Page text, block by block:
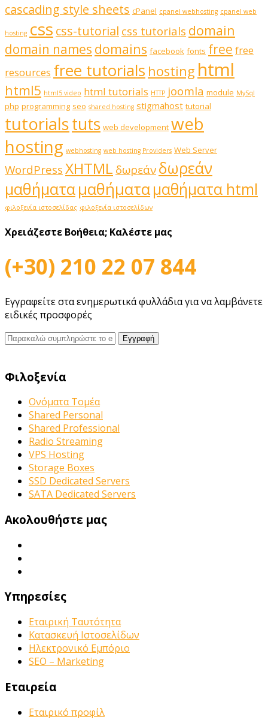
cascading style sheets cPanel cpanel webhosting cpanel web
hosting css css-tutorial css tutorials domain
domain names domains facebook fonts free free
resources free tutorials hosting html
html5 html5 video html tutorials HTTP joomla module MySql
php programming seo shared hosting stigmahost tutorial
tutorialstuts web development web
hosting webhosting web hosting Providers Web Server
WordPressXHTML δωρεάνδωρεάν
μαθήματαμαθήματαμαθήματα html
φιλοξενία ιστοσελίδας φιλοξενία ιστοσελίδων
Χρειάζεστε Βοήθεια; Καλέστε μας
(+30) 210 22 07 844
Εγγραφείτε στα ενημερωτικά φυλλάδια για να λαμβάνετε
ειδικές προσφορές
Φιλοξενία
Ονόματα Τομέα
Shared Personal
Shared Professional
Radio Streaming
VPS Hosting
Storage Boxes
SSD Dedicated Servers
SATA Dedicated Servers
Ακολουθήστε μας
Υπηρεσίες
Εταιρική Ταυτότητα
Κατασκευή Ιστοσελίδων
Ηλεκτρονικό Εμπόριο
SEO – Marketing
Εταιρεία
Εταιρικό προφίλ